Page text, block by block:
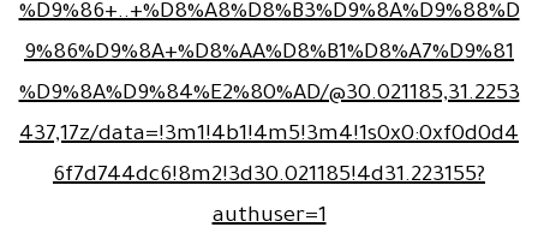
%D9%86+..+%D8%A8%D8%B3%D9%8A%D9%88%D
9%86%D9%8A+%D8%AA%D8%B1%D8%A7%D9%81
%D9%8A%D9%84%E2%80%AD/@30.021185,31.2253
437,17z/data=!3m1!4b1!4m5!3m4!1s0x0:0xf0d0d4
6f7d744dc6!8m2!3d30.021185!4d31.223155?
authuser=1